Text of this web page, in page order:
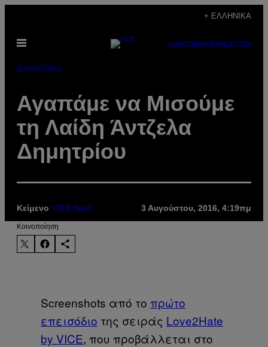
περιεχόμενο
+ ΕΛΛΗΝΙΚΆ
Ανοίξτε
SUBSCRIBENEWSLETTER
Διασκέδαση
Αγαπάμε να Μισούμε
τη Λαίδη Άντζελα
Δημητρίου
Κείμενο VICE Staff 3 Αυγούστου, 2016, 4:19πμ
Kοινοποίηση
Screenshots από το πρώτο
επεισόδιο της σειράς Love2Hate
by VICE, που προβάλλεται στο